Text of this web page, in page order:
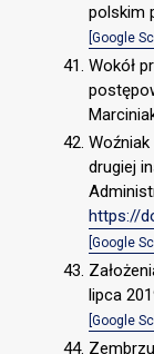
polskim
[Google
Wokół
Woźniak
drugiej
https://
[Google
lipca
[Google